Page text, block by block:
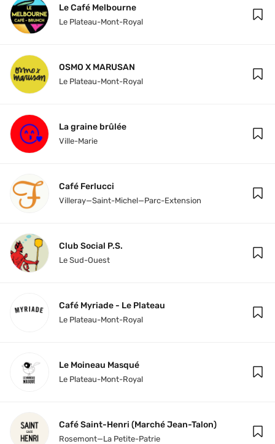
Le Café Melbourne
Le Plateau-Mont-Royal
OSMO X MARUSAN
Le Plateau-Mont-Royal
La graine brûlée
Ville-Marie
Café Ferlucci
Villeray—Saint-Michel—Parc-Extension
Club Social P.S.
Le Sud-Ouest
Café Myriade - Le Plateau
Le Plateau-Mont-Royal
Le Moineau Masqué
Le Plateau-Mont-Royal
Café Saint-Henri (Marché Jean-Talon)
Rosemont—La Petite-Patrie